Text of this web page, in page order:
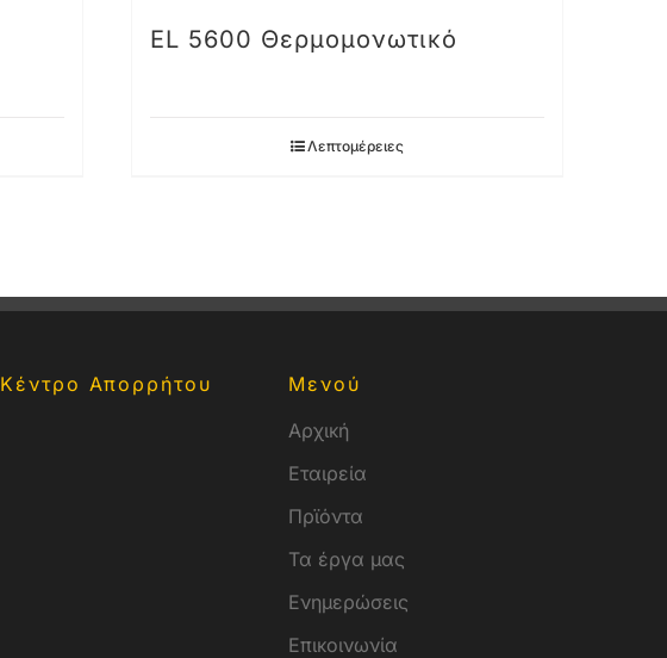
EL 5600 Θερμομονωτικό
Λεπτομέρειες
Κέντρο Απορρήτου
Μενού
Αρχική
Εταιρεία
Πρϊόντα
Τα έργα μας
Ενημερώσεις
Επικοινωνία